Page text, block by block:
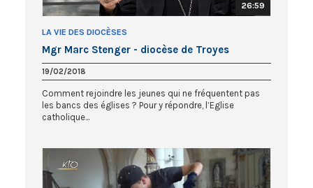
26:59
LA VIE DES DIOCÈSES
Mgr Marc Stenger - diocèse de Troyes
19/02/2018
Comment rejoindre les jeunes qui ne fréquentent pas
les bancs des églises ? Pour y répondre, l’Eglise
catholique...